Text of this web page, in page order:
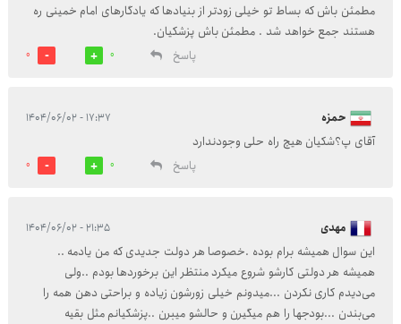
مطمئن باش که بساط تو خیلی زودتر از بنیادها که یادگارهای امام خمینی ره
هستند جمع خواهد شد . مطمئن باش پزشکیان.
پاسخ
0
0
حمزه ۱۷:۳۷ - ۱۴۰۴/۰۶/۰۲
آقای پ؟شکیان هیچ راه حلی وجودندارد
پاسخ
0
0
مهدی ۲۱:۳۵ - ۱۴۰۴/۰۶/۰۲
این سوال همیشه برام بوده .خصوصا هر دولت جدیدی که من یادمه ..
همیشه هر دولتی کارشو شروع میکرد منتظر این برخوردها بودم ..ولی
می‌دیدم کاری نکردن ...میدونم خیلی زورشون زیاده و براحتی دهن همه را
می‌بندن ...بودجها را هم میگیرن و حالشو میبرن ..پزشکیانم مثل بقیه